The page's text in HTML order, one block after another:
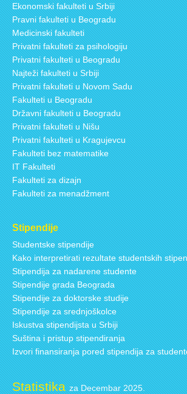
Ekonomski fakulteti u Srbiji
Pravni fakulteti u Beogradu
Medicinski fakulteti
Privatni fakulteti za psihologiju
Privatni fakulteti u Beogradu
Najteži fakulteti u Srbiji
Privatni fakulteti u Novom Sadu
Fakulteti u Beogradu
Državni fakulteti u Beogradu
Privatni fakulteti u Nišu
Privatni fakulteti u Kragujevcu
Fakulteti bez matematike
IT Fakulteti
Fakulteti za dizajn
Fakulteti za menadžment
Stipendije
Studentske stipendije
Kako interpretirati rezultate studentskih
Stipendija za nadarene studente
Stipendije grada Beograda
Stipendije za doktorske studije
Stipendije za srednjoškolce
Iskustva stipendijsta u Srbiji
Suština i pristup stipendiranja
Izvori finansiranja pored stipendija za
Statistikaza Decembar 2025.